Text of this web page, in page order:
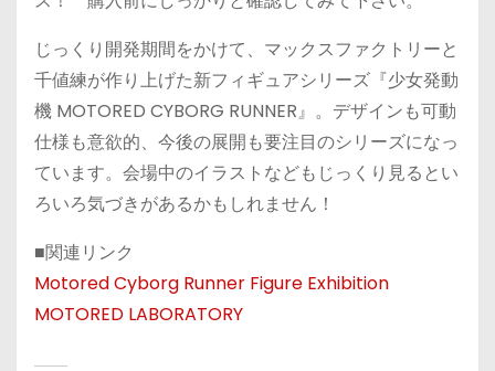
じっくり開発期間をかけて、マックスファクトリーと
千値練が作り上げた新フィギュアシリーズ『少女発動
機 MOTORED CYBORG RUNNER』。デザインも可動
仕様も意欲的、今後の展開も要注目のシリーズになっ
ています。会場中のイラストなどもじっくり見るとい
ろいろ気づきがあるかもしれません！
■関連リンク
Motored Cyborg Runner Figure Exhibition
MOTORED LABORATORY